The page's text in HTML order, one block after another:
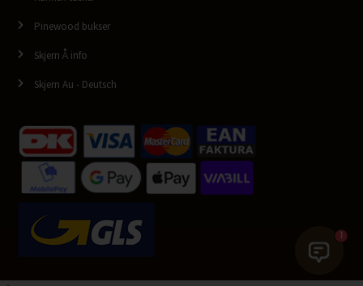
Pinewood bukser
Skjern Å info
Skjern Au - Deutsch
1